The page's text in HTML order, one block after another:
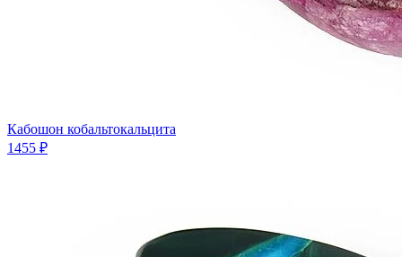
Кабошон кобальтокальцита
1455 ₽